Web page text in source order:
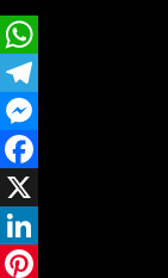
WhatsApp
Telegram
Messenger
Facebook
X
LinkedIn